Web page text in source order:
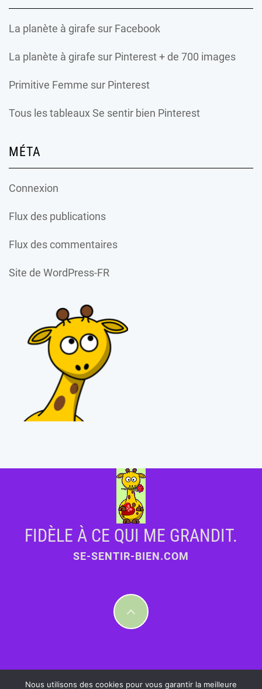
La planète à girafe sur Facebook
La planète à girafe sur Pinterest + de 700 images
Primitive Femme sur Pinterest
Tous les tableaux Se sentir bien Pinterest
MÉTA
Connexion
Flux des publications
Flux des commentaires
Site de WordPress-FR
FIDÈLE À CE QUI ME GRANDIT.
SE-SENTIR-BIEN.COM
Nous utilisons des cookies pour vous garantir la meilleure